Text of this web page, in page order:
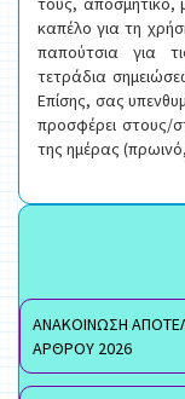
καπέλο για τη
παπούτσια για
τετράδια
Επίσης, σας
προσφέρει στους/
της ημέρας
ΑΝΑΚΟΙΝΩΣΗ
ΑΡΘΡΟΥ 2026